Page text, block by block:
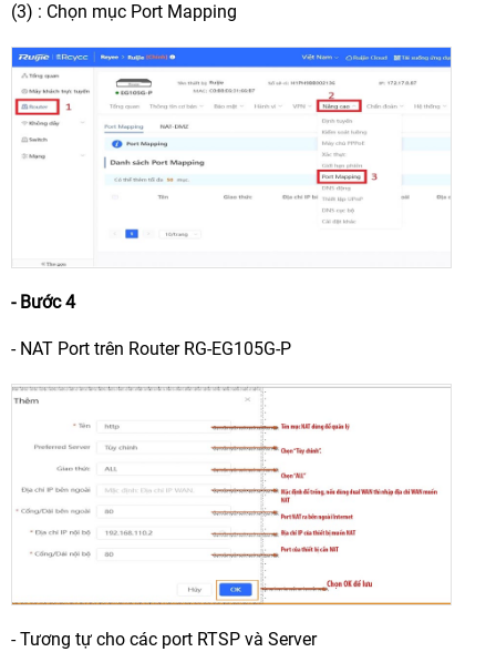
(3) : Chọn mục Port Mapping
- Bước 4
- NAT Port trên Router RG-EG105G-P
- Tương tự cho các port RTSP và Server